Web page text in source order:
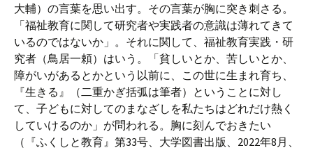
大輔）の言葉を思い出す。その言葉が胸に突き刺さる。
「福祉教育に関して研究者や実践者の意識は薄れてきて
いるのではないか」。それに関して、福祉教育実践・研
究者（鳥居一頼）はいう。「貧しいとか、苦しいとか、
障がいがあるとかという以前に、この世に生まれ育ち、
『生きる』（二重かぎ括弧は筆者）ということに対し
て、子どもに対してのまなざしを私たちはどれだけ熱く
していけるのか」が問われる。胸に刻んでおきたい
（『ふくしと教育』第33号、大学図書出版、2022年8月、